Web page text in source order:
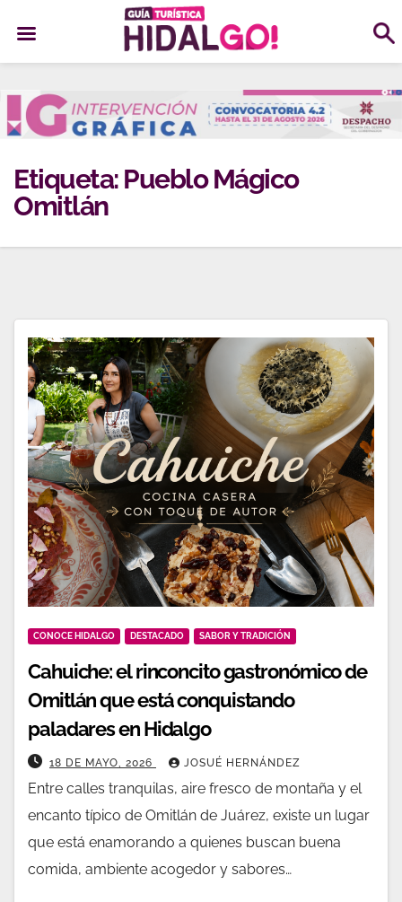
contenido
Etiqueta: Pueblo Mágico
Omitlán
CONOCE HIDALGO DESTACADO SABOR Y TRADICIÓN
Cahuiche: el rinconcito gastronómico de
Omitlán que está conquistando
paladares en Hidalgo
18 DE MAYO, 2026 JOSUÉ HERNÁNDEZ
Entre calles tranquilas, aire fresco de montaña y el
encanto típico de Omitlán de Juárez, existe un lugar
que está enamorando a quienes buscan buena
comida, ambiente acogedor y sabores…